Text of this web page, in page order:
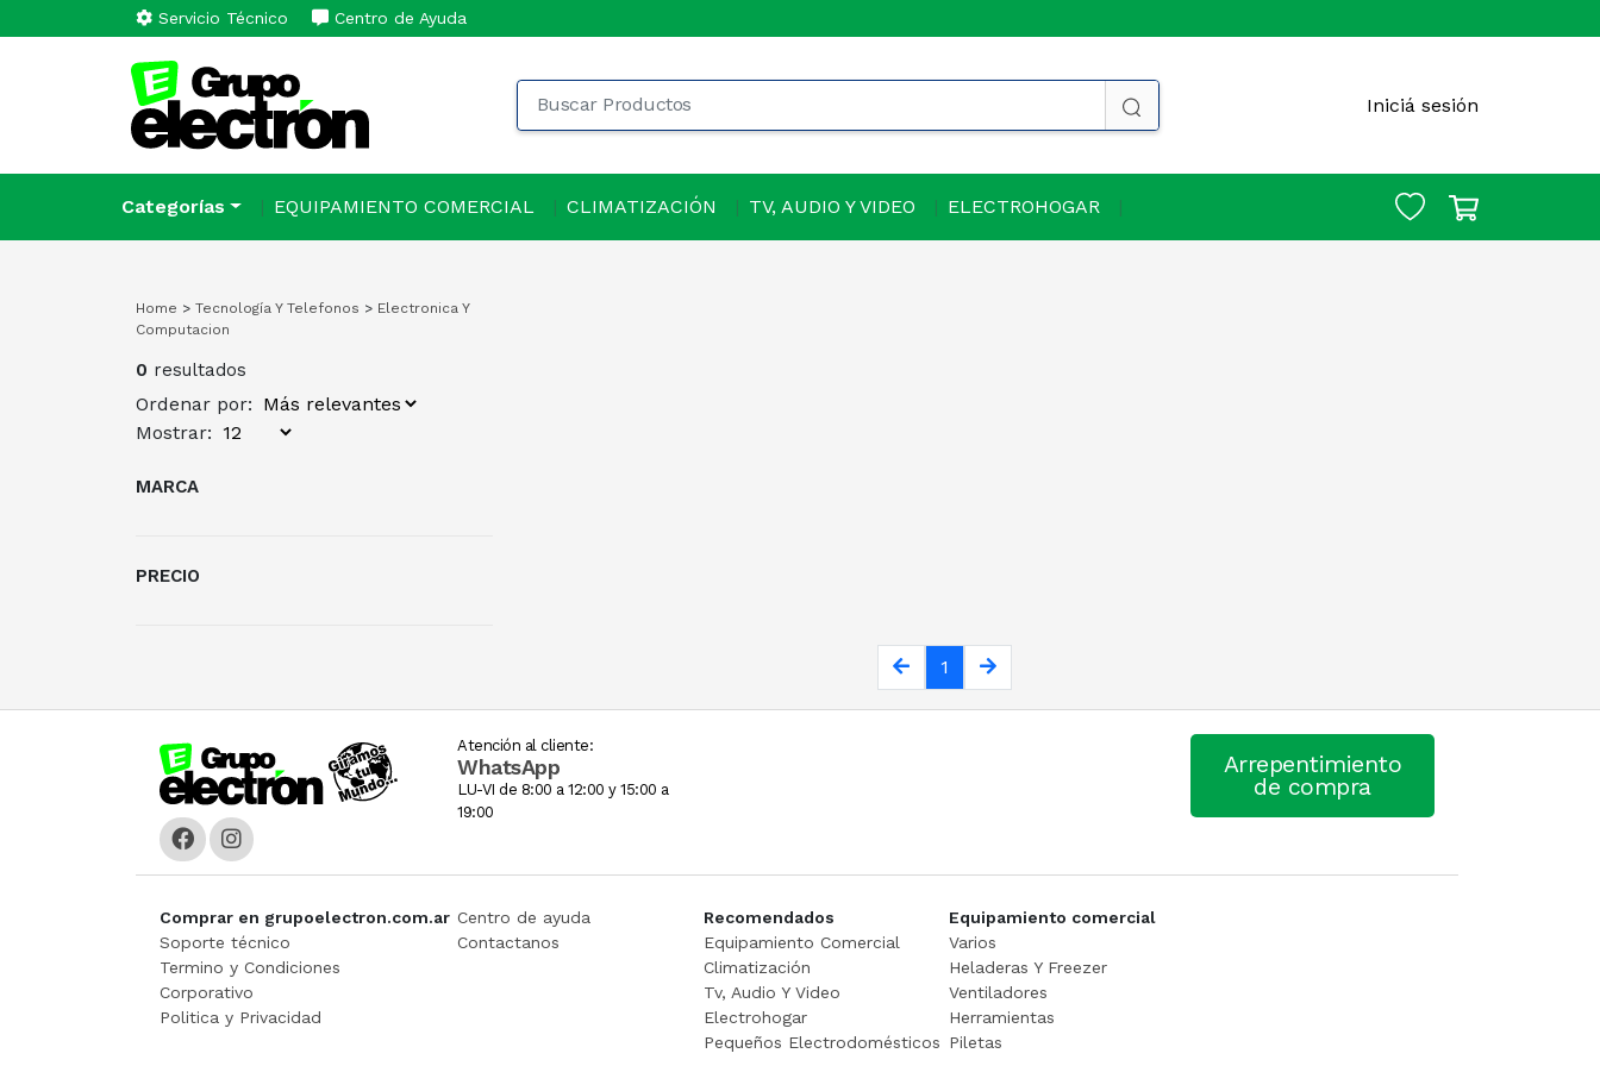
Servicio Técnico Centro de Ayuda
Iniciá sesión
Categorías EQUIPAMIENTO COMERCIAL CLIMATIZACIÓN TV, AUDIO Y VIDEO ELECTROHOGAR
Home > Tecnología Y Telefonos > Electronica Y
Computacion
0 resultados
Ordenar por:
Mostrar:
MARCA
PRECIO
1
Atención al cliente:
WhatsApp
LU-VI de 8:00 a 12:00 y 15:00 a
19:00
Arrepentimiento
de compra
Comprar en grupoelectron.com.ar
Soporte técnico
Termino y Condiciones
Corporativo
Politica y Privacidad
Centro de ayuda
Contactanos
Recomendados
Equipamiento Comercial
Climatización
Tv, Audio Y Video
Electrohogar
Pequeños Electrodomésticos
Equipamiento comercial
Varios
Heladeras Y Freezer
Ventiladores
Herramientas
Piletas